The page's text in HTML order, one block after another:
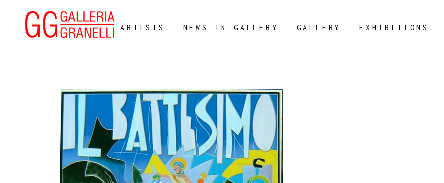
ARTISTS NEWS IN GALLERY GALLERY EXHIBITIONS